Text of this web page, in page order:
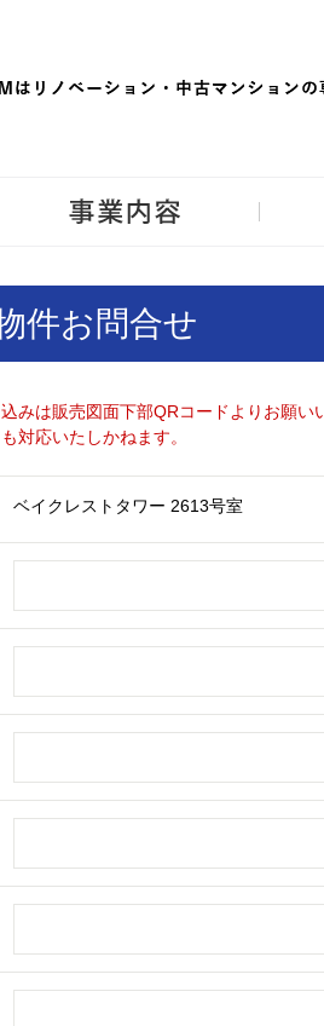
件お問合せ
みは販売図面下部QRコードよりお願い
対応いたしかねます。
ベイクレストタワー 2613号室